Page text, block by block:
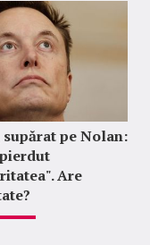
supărat pe Nolan:
Are